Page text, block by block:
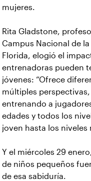
mujeres.
Rita Gladstone,
Campus Nacional de la
Florida, elogió el
entrenadoras pueden
jóvenes: “Ofrece
múltiples
entrenando a
edades y todos los
joven hasta los niveles
Y el miércoles 29
de niños pequeños
de esa sabiduría.